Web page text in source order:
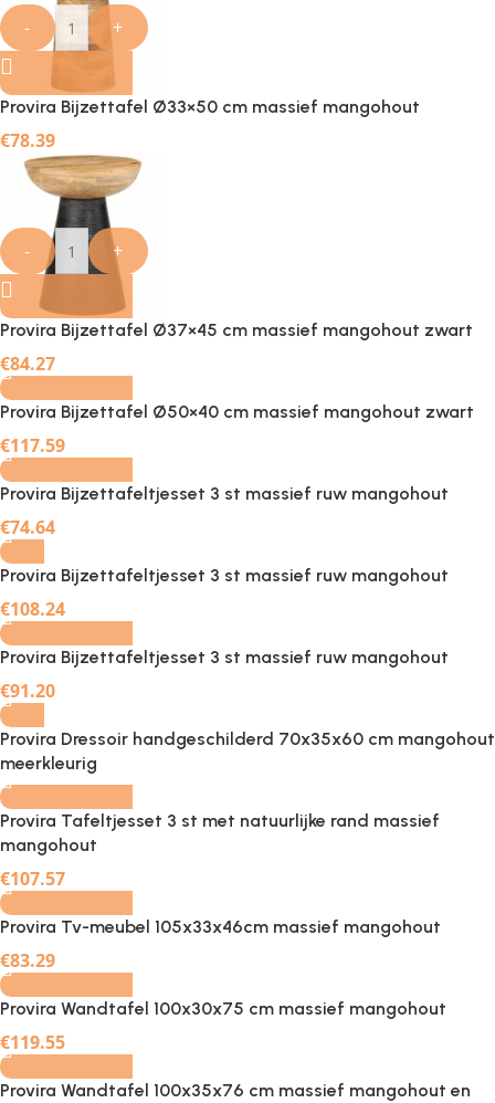
- +
Provira Bijzettafel Ø33×50 cm massief mangohout
€78.39
- +
Provira Bijzettafel Ø37×45 cm massief mangohout zwart
€84.27
- +
Provira Bijzettafel Ø50×40 cm massief mangohout zwart
€117.59
- +
Provira Bijzettafeltjesset 3 st massief ruw mangohout
€74.64
Provira Bijzettafeltjesset 3 st massief ruw mangohout
€108.24
- +
Provira Bijzettafeltjesset 3 st massief ruw mangohout
€91.20
Provira Dressoir handgeschilderd 70x35x60 cm mangohout
meerkleurig
- +
Provira Tafeltjesset 3 st met natuurlijke rand massief
mangohout
€107.57
-
Provira Tv-meubel 105x33x46cm massief mangohout
€83.29
- +
Provira Wandtafel 100x30x75 cm massief mangohout
€119.55
- +
Provira Wandtafel 100x35x76 cm massief mangohout en